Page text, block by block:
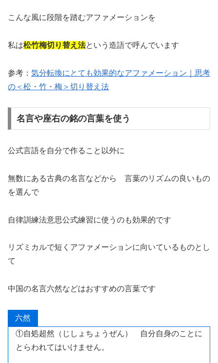
こんな風に段階を踏むアファメーションを
私は松竹梅切り替え法という造語で呼んでいます
参考： 気分転換にとても効果的なアファメーション｜思考
の＜松・竹・梅＞切り替え法
名言や座右の銘の言葉を使う
公式言語を自分で作ること以外に
無数にある古典の名言などから 言葉のリズムの良いもの
を選んで
自律訓練法意思公式練習に使うのも効果的です
リズミカルで短くアファメーションに向いているものとし
て
中国の名言六然などはおすすめの言葉です
六然
①自処超然（じしょちょうぜん） 自分自身のことに
とらわれてはいけません。